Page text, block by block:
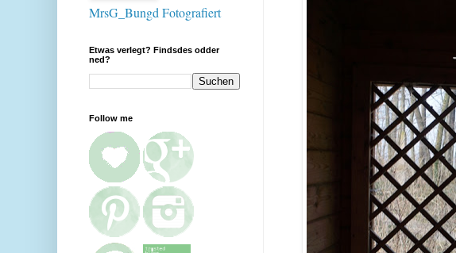
MrsG_Bungd Fotografiert
Etwas verlegt? Findsdes odder
ned?
Follow me